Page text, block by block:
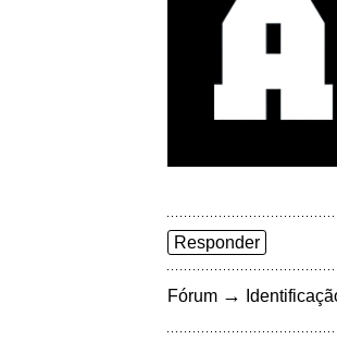
Responder
Fórum →